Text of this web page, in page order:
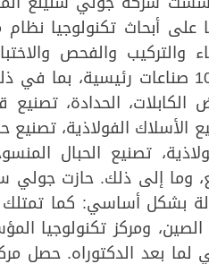
38 عامًا على أبحاث تكنولوجيا
والتركيب والفحص
سلينغ في 10 صناعات رئيسية،
الحدادة، تصنيع
الأسلاك الفولاذية،
تصنيع الحبال
وما إلى ذلك. حازت
بشكل أساسي: كما
ومركز تكنولوجيا
لما بعد الدكتوراه. حصل